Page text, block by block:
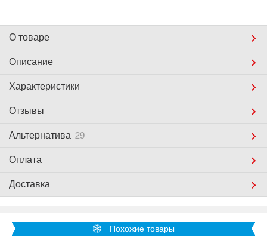
О товаре
Описание
Характеристики
Отзывы
Альтернатива 29
Оплата
Доставка
Похожие товары